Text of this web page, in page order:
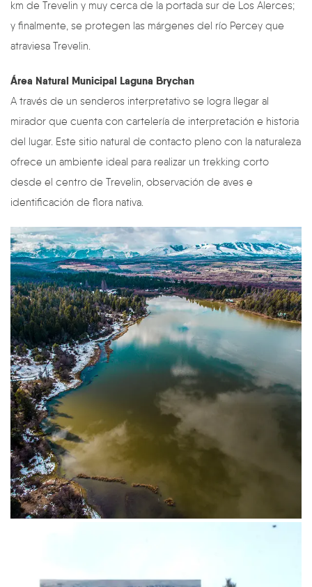
km de Trevelin y muy cerca de la portada sur de Los Alerces;
y finalmente, se protegen las márgenes del río Percey que
atraviesa Trevelin.
Área Natural Municipal Laguna Brychan
A través de un senderos interpretativo se logra llegar al
mirador que cuenta con cartelería de interpretación e historia
del lugar. Este sitio natural de contacto pleno con la naturaleza
ofrece un ambiente ideal para realizar un trekking corto
desde el centro de Trevelin, observación de aves e
identificación de flora nativa.